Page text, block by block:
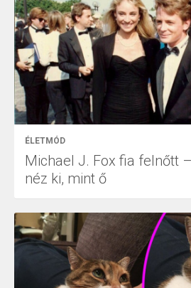
ÉLETMÓD
Michael J. Fox fia felnőtt
néz ki, mint ő